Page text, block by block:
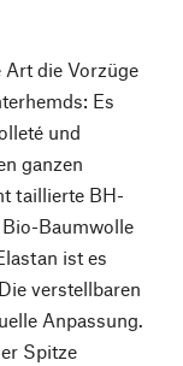
die Vorzüge
Es
und
ganzen
taillierte BH-
Bio-Baumwolle
ist es
verstellbaren
Anpassung.
Spitze